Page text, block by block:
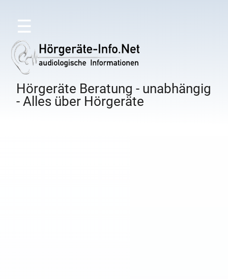
☰
Hörgeräte Beratung - unabhängig
- Alles über Hörgeräte